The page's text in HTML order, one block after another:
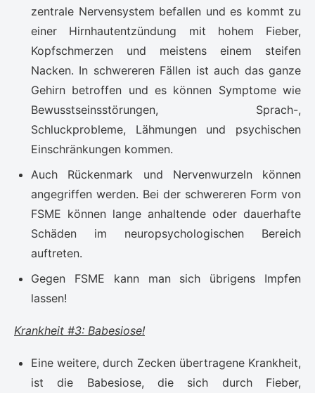
zentrale Nervensystem befallen und es kommt zu
einer Hirnhautentzündung mit hohem Fieber,
Kopfschmerzen und meistens einem steifen
Nacken. In schwereren Fällen ist auch das ganze
Gehirn betroffen und es können Symptome wie
Bewusstseinsstörungen, Sprach-,
Schluckprobleme, Lähmungen und psychischen
Einschränkungen kommen.
Auch Rückenmark und Nervenwurzeln können
angegriffen werden. Bei der schwereren Form von
FSME können lange anhaltende oder dauerhafte
Schäden im neuropsychologischen Bereich
auftreten.
Gegen FSME kann man sich übrigens Impfen
lassen!
Krankheit #3: Babesiose!
Eine weitere, durch Zecken übertragene Krankheit,
ist die Babesiose, die sich durch Fieber,